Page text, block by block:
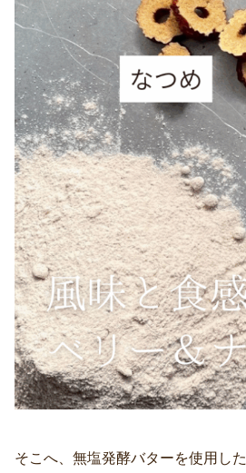
そこへ、無塩発酵バターを使用した